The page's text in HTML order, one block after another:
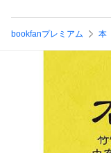
bookfanプレミアム 本